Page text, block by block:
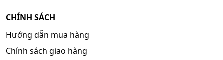
CHÍNH SÁCH
Hướng dẫn mua hàng
Chính sách giao hàng